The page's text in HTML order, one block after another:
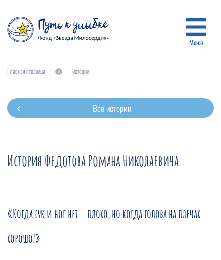
Меню
Главная страница Истории
Все истории
История Федотова Романа Николаевича
«Когда рук и ног нет – плохо, но когда голова на плечах –
хорошо!»